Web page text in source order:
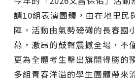
請10組表演團體，由在地里民
陣。活動由氣勢磅礡的長春國
幕，激昂的鼓聲震撼全場，不
更為全體考生擊出旗開得勝的
多組青春洋溢的學生團體帶來